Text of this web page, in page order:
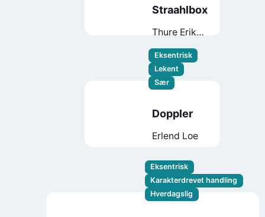
Straahlbox
Thure Erik
Eksentrisk
Lekent
Sær
Doppler
Erlend Loe
Eksentrisk
Karakterdrevet handling
Hverdagslig